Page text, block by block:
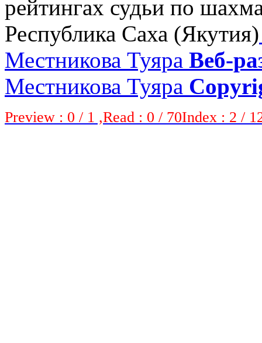
рейтингах судьи по
Республика Саха (Якутия)
Местникова Туяра Веб-
Местникова Туяра
Preview : 0 / 1 ,Read : 0 / 70Index : 2 /